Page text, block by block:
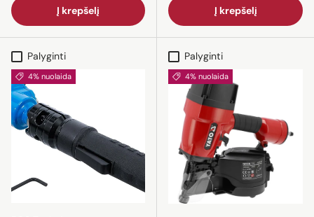
Į krepšelį Į krepšelį
Palyginti
4% nuolaida
Palyginti
4% nuolaida